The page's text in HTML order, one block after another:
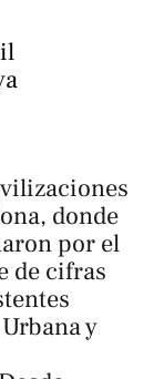
donde
por el
de cifras
y